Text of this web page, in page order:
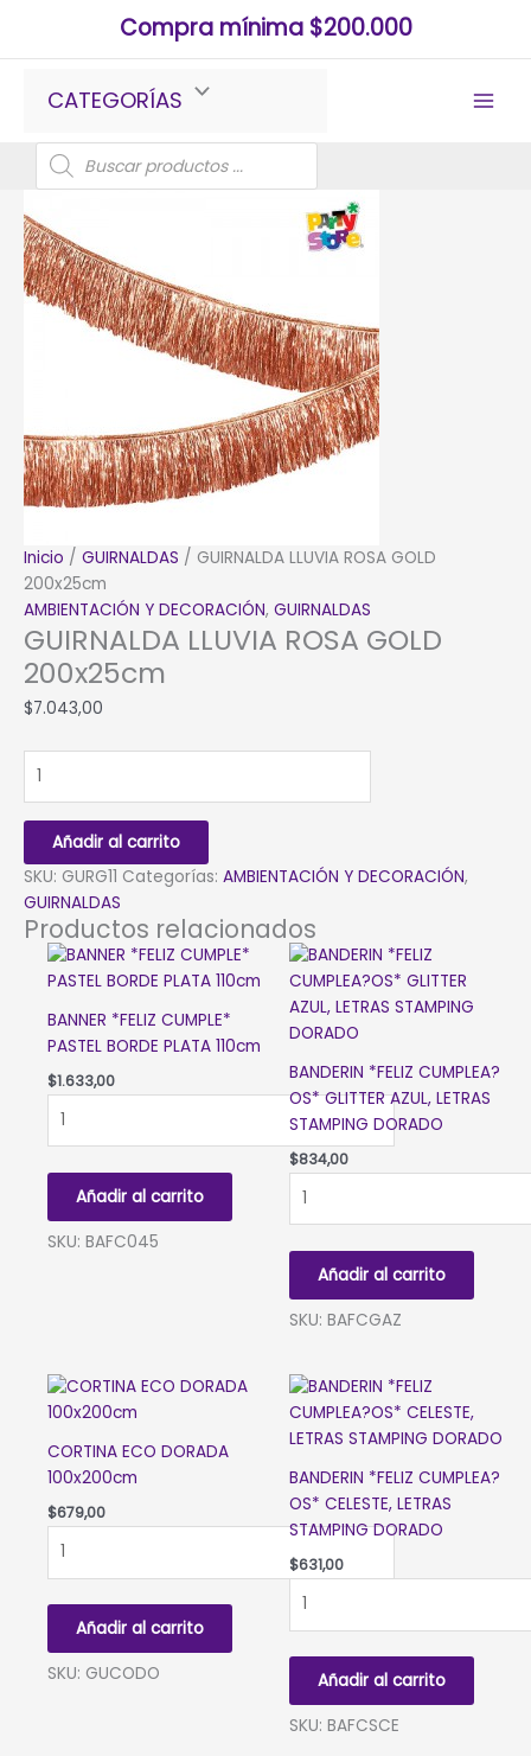
contenido
Compra mínima $200.000
CATEGORÍAS
Búsqueda
de
productos
Inicio / GUIRNALDAS / GUIRNALDA LLUVIA ROSA GOLD
200x25cm
AMBIENTACIÓN Y DECORACIÓN, GUIRNALDAS
GUIRNALDA LLUVIA ROSA GOLD
200x25cm
$7.043,00
LLUVIA
GOLD
200x25cm
cantidad
Añadir al carrito
SKU: GURG11 Categorías: AMBIENTACIÓN Y DECORACIÓN,
GUIRNALDAS
Productos relacionados
BANNER *FELIZ CUMPLE*
PASTEL BORDE PLATA 110cm
$1.633,00
*FELIZ
PASTEL
BORDE
PLATA
Añadir al carrito
SKU: BAFC045
BANDERIN *FELIZ CUMPLEA?
OS* GLITTER AZUL, LETRAS
STAMPING DORADO
$834,00
*FELIZ
GLITTER
AZUL,
DORADO
cantidad
Añadir al carrito
SKU: BAFCGAZ
CORTINA ECO DORADA
100x200cm
$679,00
ECO
100x200cm
cantidad
Añadir al carrito
SKU: GUCODO
BANDERIN *FELIZ CUMPLEA?
OS* CELESTE, LETRAS
STAMPING DORADO
$631,00
*FELIZ
CELESTE,
LETRAS
Añadir al carrito
SKU: BAFCSCE